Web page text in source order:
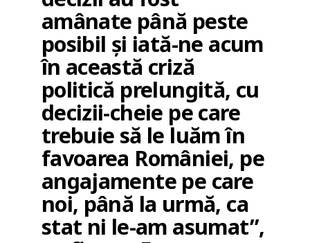
amânate până peste
posibil și iată-ne acum
în această criză
politică prelungită, cu
decizii-cheie pe care
trebuie să le luăm în
favoarea României, pe
angajamente pe care
noi, până la urmă, ca
stat ni le-am asumat”,